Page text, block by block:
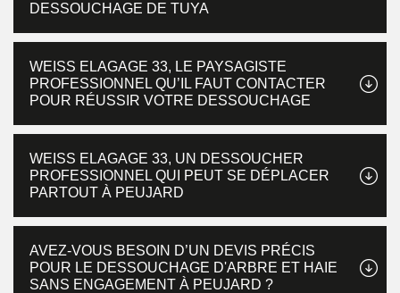
DESSOUCHAGE DE TUYA
WEISS ELAGAGE 33, LE PAYSAGISTE
PROFESSIONNEL QU’IL FAUT CONTACTER
POUR RÉUSSIR VOTRE DESSOUCHAGE
WEISS ELAGAGE 33, UN DESSOUCHER
PROFESSIONNEL QUI PEUT SE DÉPLACER
PARTOUT À PEUJARD
AVEZ-VOUS BESOIN D’UN DEVIS PRÉCIS
POUR LE DESSOUCHAGE D'ARBRE ET HAIE
SANS ENGAGEMENT À PEUJARD ?